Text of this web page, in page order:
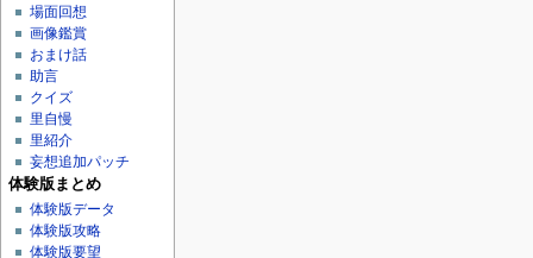
場面回想
画像鑑賞
おまけ話
助言
クイズ
里自慢
里紹介
妄想追加パッチ
体験版まとめ
体験版データ
体験版攻略
体験版要望